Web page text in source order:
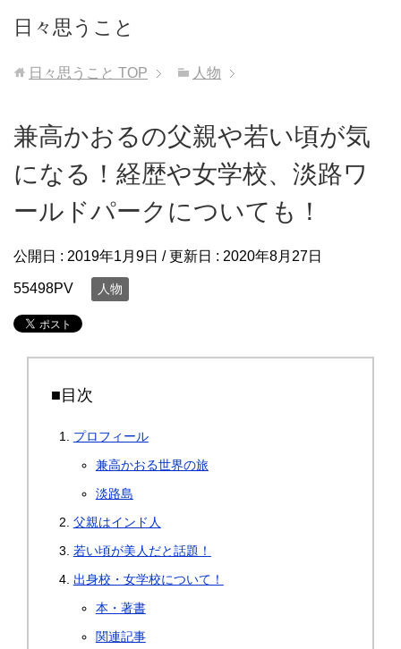
日々思うこと
日々思うこと TOP 人物
兼高かおるの父親や若い頃が気
になる！経歴や女学校、淡路ワ
ールドパークについても！
公開日 : 2019年1月9日 / 更新日 : 2020年8月27日
55498PV 人物
■目次
プロフィール
兼高かおる世界の旅
淡路島
父親はインド人
若い頃が美人だと話題！
出身校・女学校について！
本・著書
関連記事